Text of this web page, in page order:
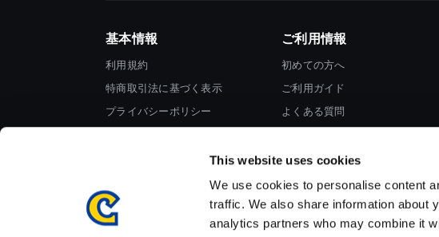
This website uses cookies
We use cookies to personalise content
traffic. We also share information about
analytics partners who may combine it
基本情報
利用規約
特商取引法に基づく表示
プライバシーポリシー
ご利用情報
初めての方へ
ご利用ガイド
よくある質問